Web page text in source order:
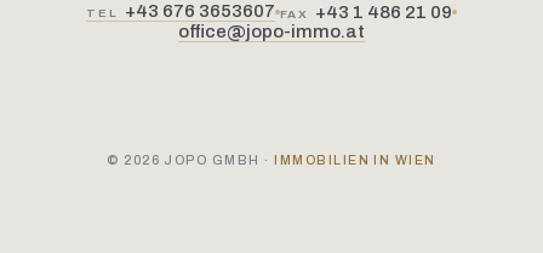
TEL +43 676 3653607 FAX
+43 1 486 21 09
office@jopo-immo.at
© 2026 JOPO GMBH · IMMOBILIEN IN WIEN